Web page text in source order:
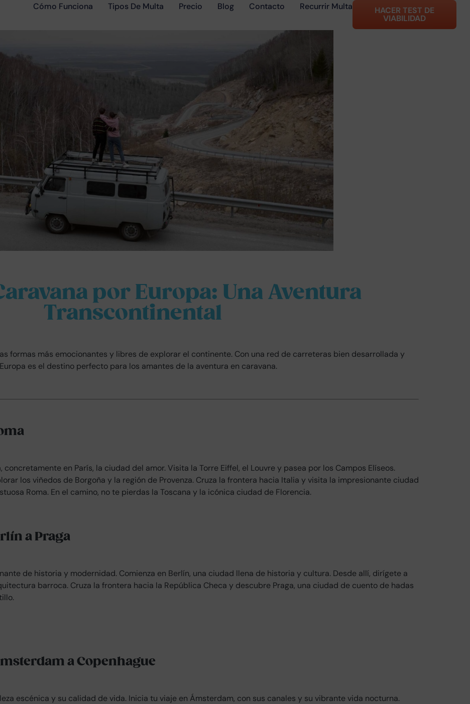
Cómo Funciona Tipos De Multa Precio Blog Contacto Recurrir Multa HACER TEST DE
VIABILIDAD
por Europa: Una Aventura
Transcontinental
formas más emocionantes y libres de explorar el continente. Con una red de carreteras bien desarrollada y
es el destino perfecto para los amantes de la aventura en caravana.
en París, la ciudad del amor. Visita la Torre Eiffel, el Louvre y pasea por los Campos Elíseos.
los viñedos de Borgoña y la región de Provenza. Cruza la frontera hacia Italia y visita la impresionante ciudad
Roma. En el camino, no te pierdas la Toscana y la icónica ciudad de Florencia.
a Praga
de historia y modernidad. Comienza en Berlín, una ciudad llena de historia y cultura. Desde allí, dirígete a
barroca. Cruza la frontera hacia la República Checa y descubre Praga, una ciudad de cuento de hadas
a Copenhague
escénica y su calidad de vida. Inicia tu viaje en Ámsterdam, con sus canales y su vibrante vida nocturna.